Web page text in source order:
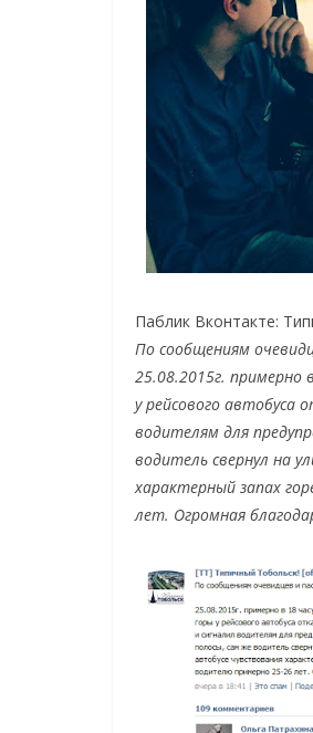
Паблик Вконтакте:
По сообщениям
25.08.2015г. примерно
у рейсового автобуса
водителям для
водитель свернул на
характерный запах
лет. Огромная